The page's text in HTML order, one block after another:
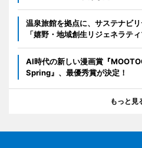
温泉旅館を拠点に、サステナビ
「嬉野・地域創生リジェネラテ
AI時代の新しい漫画賞『
Spring』、最優秀賞が決定！
もっと見